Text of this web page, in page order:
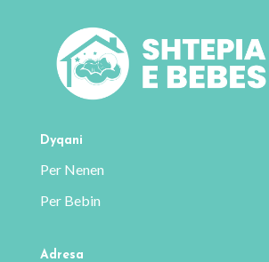
Mundësitë
mund
të
Dyqani
Per Nenen
Per Bebin
Adresa